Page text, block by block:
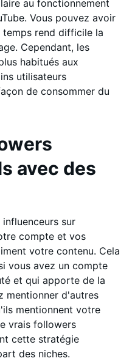
au fonctionnement
Vous pouvez avoir
rend difficile la
Cependant, les
habitués aux
utilisateurs
de consommer du
avec des
sur
compte et vos
votre contenu. Cela
vous avez un compte
et qui apporte de la
mentionner d'autres
mentionnent votre
vrais followers
cette stratégie
des niches.